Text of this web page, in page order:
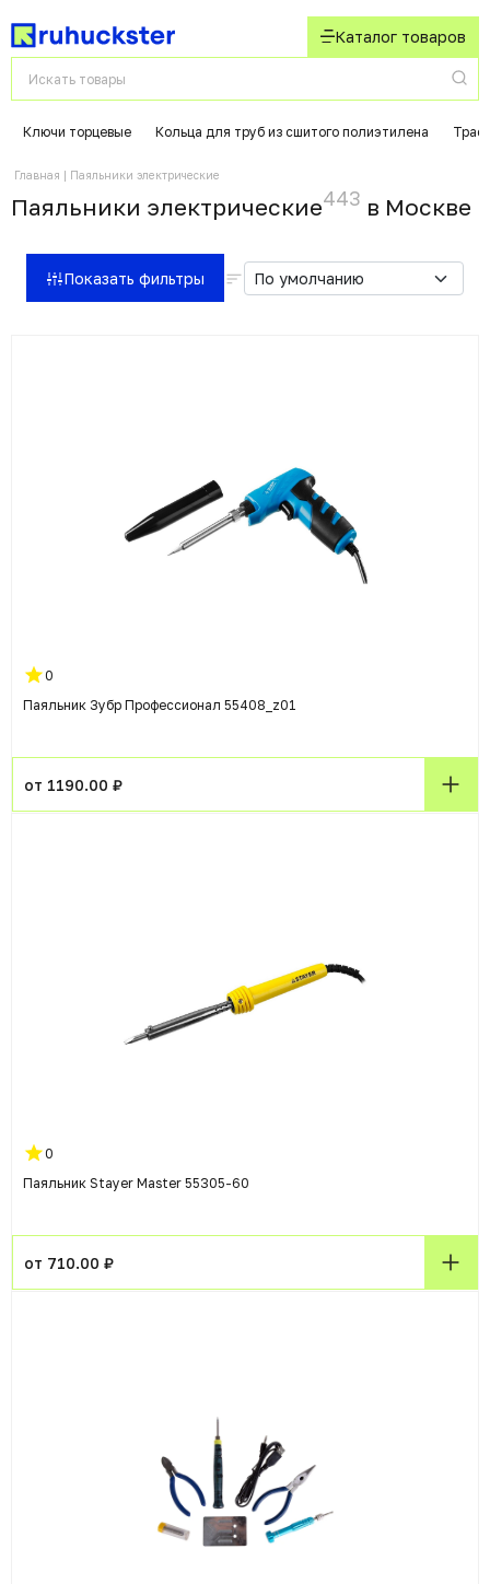
Каталог товаров
Ключи торцевые Кольца для труб из сшитого полиэтилена
Главная Паяльники электрические
Паяльники электрические443 в Москвe
Показать фильтры
0
Паяльник Зубр Профессионал 55408_z01
от 1190.00 ₽
0
Паяльник Stayer Master 55305-60
от 710.00 ₽